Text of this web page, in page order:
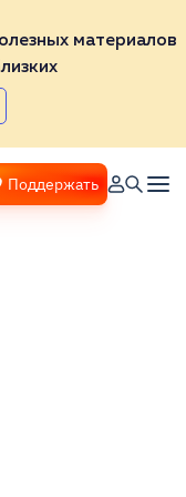
материалов
Поддержать